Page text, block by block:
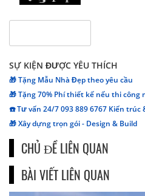
SỰ KIỆN ĐƯỢC YÊU THÍCH
🎁 Tặng Mẫu Nhà Đẹp theo yêu cầu
🎁 Tặng 70% Phí thiết kế nếu thi công
☎️ Tư vấn 24/7 093 889 6767 Kiến trúc
🎁 Xây dựng trọn gói - Design & Build
CHỦ ĐỀ LIÊN QUAN
BÀI VIẾT LIÊN QUAN